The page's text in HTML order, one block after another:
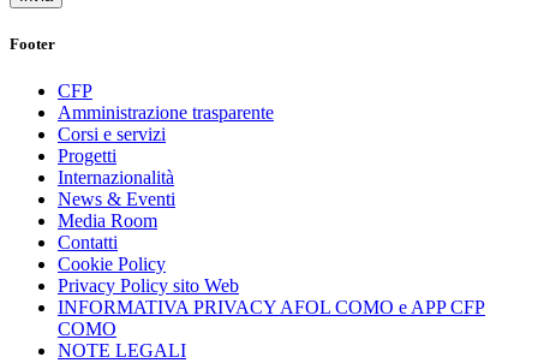
Footer
CFP
Amministrazione trasparente
Corsi e servizi
Progetti
Internazionalità
News & Eventi
Media Room
Contatti
Cookie Policy
Privacy Policy sito Web
INFORMATIVA PRIVACY AFOL COMO e APP CFP
COMO
NOTE LEGALI